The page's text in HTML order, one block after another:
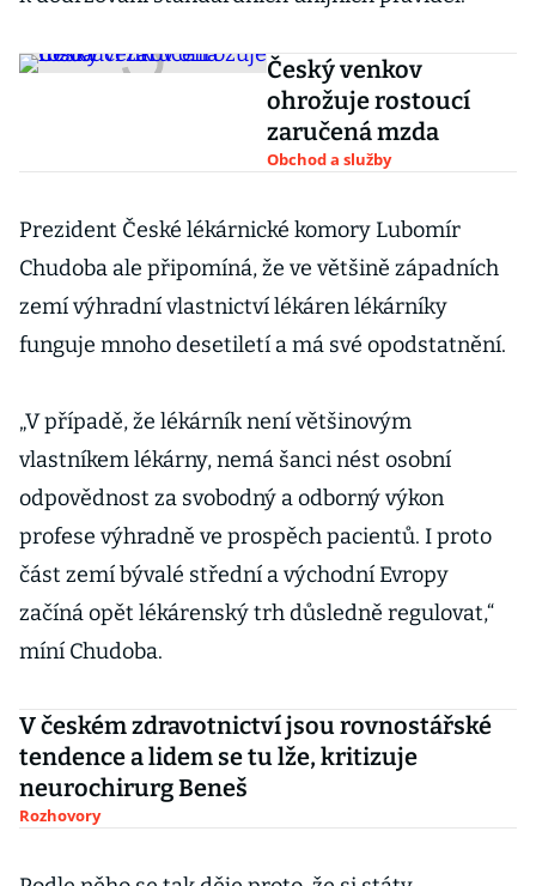
Český venkov
ohrožuje rostoucí
zaručená mzda
Obchod a služby
Prezident České lékárnické komory Lubomír
Chudoba ale připomíná, že ve většině západních
zemí výhradní vlastnictví lékáren lékárníky
funguje mnoho desetiletí a má své opodstatnění.
„V případě, že lékárník není většinovým
vlastníkem lékárny, nemá šanci nést osobní
odpovědnost za svobodný a odborný výkon
profese výhradně ve prospěch pacientů. I proto
část zemí bývalé střední a východní Evropy
začíná opět lékárenský trh důsledně regulovat,“
míní Chudoba.
V českém zdravotnictví jsou rovnostářské
tendence a lidem se tu lže, kritizuje
neurochirurg Beneš
Rozhovory